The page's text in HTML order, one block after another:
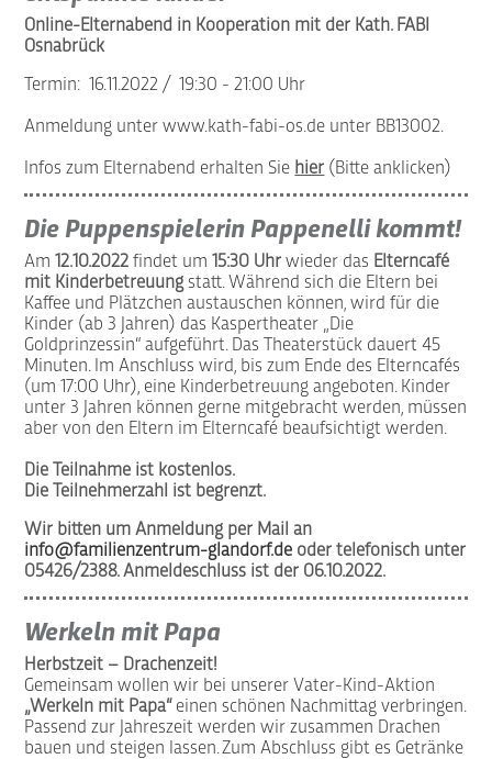
Online-Elternabend in Kooperation mit der Kath. FABI
Osnabrück
Termin: 16.11.2022 / 19:30 - 21:00 Uhr
Anmeldung unterwww.kath-fabi-os.de unter BB13002.
Infos zum Elternabend erhalten Sie hier (Bitte anklicken)
Die Puppenspielerin Pappenelli kommt!
Am 12.10.2022 findet um 15:30 Uhr wieder das Elterncafé
mit Kinderbetreuung statt. Während sich die Eltern bei
Kaffee und Plätzchen austauschen können, wird für die
Kinder (ab 3 Jahren) das Kaspertheater „Die
Goldprinzessin“ aufgeführt. Das Theaterstück dauert 45
Minuten. Im Anschluss wird, bis zum Ende des Elterncafés
(um 17:00 Uhr), eine Kinderbetreuung angeboten. Kinder
unter 3 Jahren können gerne mitgebracht werden, müssen
aber von den Eltern im Elterncafé beaufsichtigt werden.
Die Teilnahme ist kostenlos.
Die Teilnehmerzahl ist begrenzt.
Wir bitten um Anmeldung per Mail an
info@familienzentrum-glandorf.de oder telefonisch unter
05426/2388. Anmeldeschluss ist der 06.10.2022.
Werkeln mit Papa
Herbstzeit – Drachenzeit!
Gemeinsam wollen wir bei unserer Vater-Kind-Aktion
„Werkeln mit Papa“ einen schönen Nachmittag verbringen.
Passend zur Jahreszeit werden wir zusammen Drachen
bauen und steigen lassen. Zum Abschluss gibt es Getränke